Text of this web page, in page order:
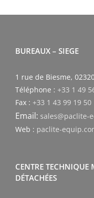
BUREAUX – SIEGE
1 rue de Biesme,
Téléphone : +33 1 49
Fax : +33 1 43 99 19 50
Email: sales@paclite-
Web : paclite-
CENTRE TECHNIQUE
DÉTACHÉES